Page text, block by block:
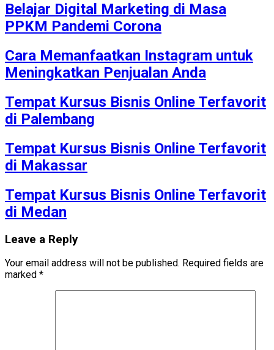
Belajar Digital Marketing di Masa
PPKM Pandemi Corona
Cara Memanfaatkan Instagram untuk
Meningkatkan Penjualan Anda
Tempat Kursus Bisnis Online Terfavorit
di Palembang
Tempat Kursus Bisnis Online Terfavorit
di Makassar
Tempat Kursus Bisnis Online Terfavorit
di Medan
Leave a Reply
Your email address will not be published. Required fields are
marked *